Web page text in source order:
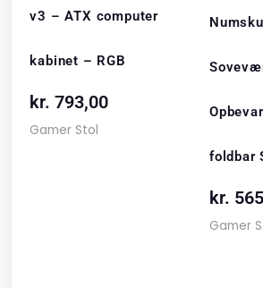
v3 – ATX computer
kabinet – RGB
kr. 793,00
Gamer Stol
foldbar
kr.
Gamer